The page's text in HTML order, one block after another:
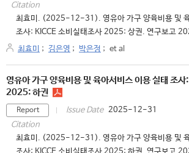
Citation
최효미. (2025-12-31). 영유아 가구 양육비용 및 육
조사: KICCE 소비실태조사 2025: 상권. 연구보고
최효미 ; 김은영 ; 박은정 ; et al
영유아 가구 양육비용 및 육아서비스 이용 실태 조
2025: 하권
Report Issue Date 2025-12-31
Citation
최효미. (2025-12-31). 영유아 가구 양육비용 및 육